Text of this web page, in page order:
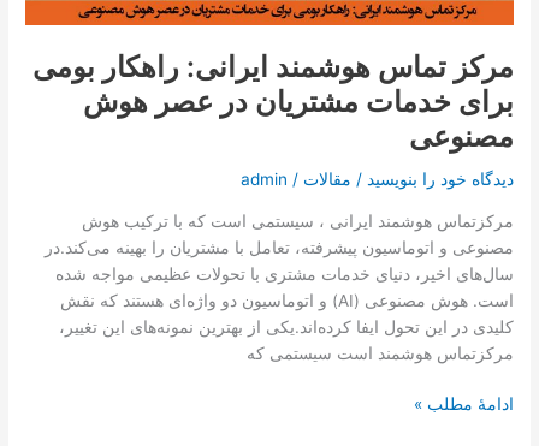
مرکز تماس هوشمند ایرانی: راهکار بومی
برای خدمات مشتریان در عصر هوش
مصنوعی
دیدگاه‌ خود را بنویسید / مقالات /
admin
مرکزتماس هوشمند ایرانی ، سیستمی است که با ترکیب هوش
مصنوعی و اتوماسیون پیشرفته، تعامل با مشتریان را بهینه می‌کند.در
سال‌های اخیر، دنیای خدمات مشتری با تحولات عظیمی مواجه شده
است. هوش مصنوعی (AI) و اتوماسیون دو واژه‌ای هستند که نقش
کلیدی در این تحول ایفا کرده‌اند.یکی از بهترین نمونه‌های این تغییر،
مرکزتماس هوشمند است سیستمی که
خدمات
در
عصر
هوش
مصنوعی
ادامۀ مطلب »